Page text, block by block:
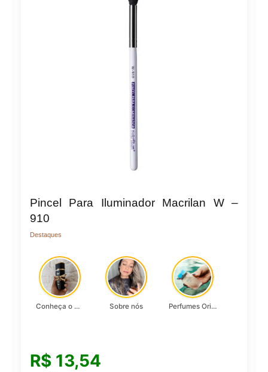
Pincel Para Iluminador Macrilan W –
910
Destaques
Conheça o Asad, da Lattafa… Sobre nós Perfumes Originais
R$ 13,54